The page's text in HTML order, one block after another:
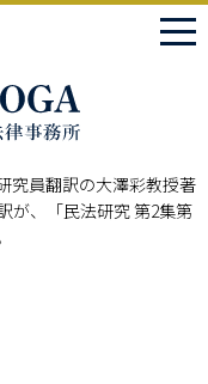
究員翻訳の大澤彩教授著
が、「民法研究 第2集第